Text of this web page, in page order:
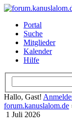
Portal
Suche
Mitglieder
Kalender
Hilfe
Hallo, Gast!
forum.kanuslalom.de
1 Juli 2026